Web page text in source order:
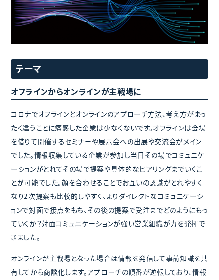
テーマ
オフラインからオンラインが主戦場に
コロナでオフラインとオンラインのアプローチ方法、考え方がまっ
たく違うことに痛感した企業は少なくないです。オフラインは会場
を借りて開催するセミナーや展示会への出展や交流会がメイン
でした。情報収集している企業が参加し当日その場でコミュニケ
ーションがとれてその場で提案や具体的なヒアリングまでいくこ
とが可能でした。顔を合わせることでお互いの認識がとれやすく
なり2次提案も比較的しやすく、よりダイレクトなコミュニケーシ
ョンで対面で接点をもち、その後の提案で受注までどのようにもっ
ていくか？対面コミュニケーションが強い営業組織が力を発揮で
きました。
オンラインが主戦場となった場合は情報を発信して事前知識を共
有してから商談化します。アプローチの順番が逆転しており、情報